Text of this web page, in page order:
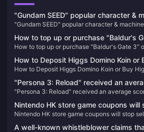
"Gundam SEED" popular character &
Destiny Spec II temporarily ranked first
"Gundam SEED" popular character &
How to top up or purchase "Baldur's
How to top up or purchase "Baldur's Gate 3"
How to Deposit Higgs Domino Koin or
Koin
How to Deposit Higgs Domino Koin or Buy
"Persona 3: Reload" received an
MC media and received a double 9-
IGN/GS
"Persona 3: Reload" received an average
Nintendo HK store game coupons will
January 7
Nintendo HK store game coupons will stop
A well-known whistleblower claims